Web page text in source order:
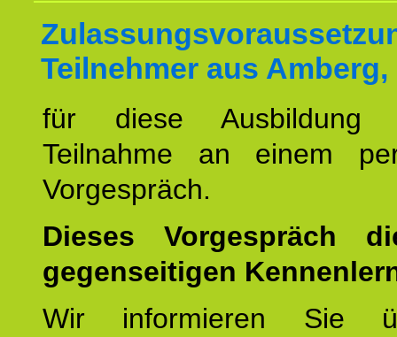
Teilnehmer aus Amberg,
für diese
Teilnahme an einem
Vorgespräch.
Dieses Vorgespräch
gegenseitigen
Wir informieren Sie